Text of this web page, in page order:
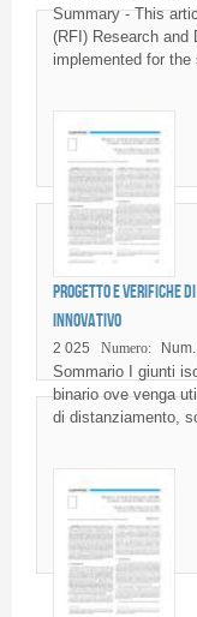
Summary - This
(RFI) Research and
implemented for
Progetto e verifiche
innovativo
2 025 Numero:
Sommario I giunti
binario ove venga
di distanziamento,